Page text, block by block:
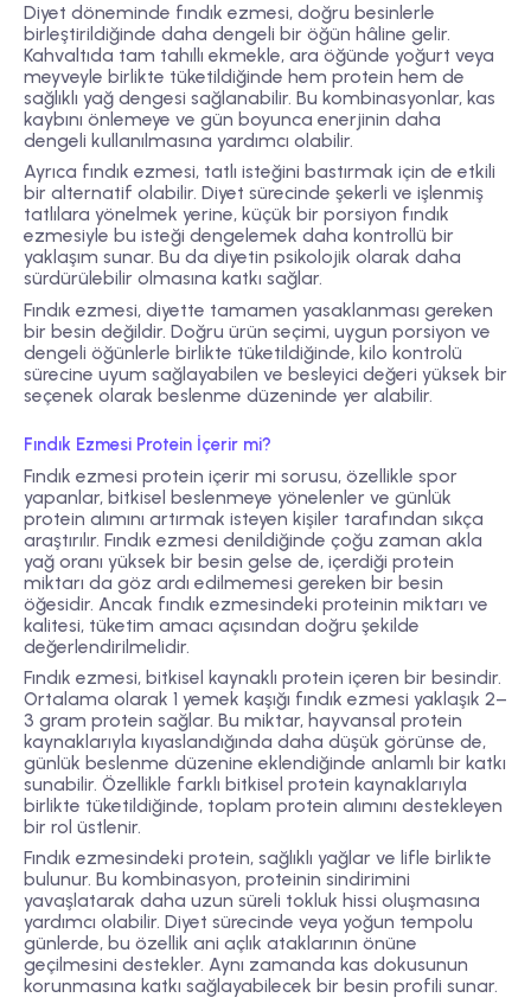
Diyet döneminde fındık ezmesi, doğru besinlerle
birleştirildiğinde daha dengeli bir öğün hâline gelir.
Kahvaltıda tam tahıllı ekmekle, ara öğünde yoğurt veya
meyveyle birlikte tüketildiğinde hem protein hem de
sağlıklı yağ dengesi sağlanabilir. Bu kombinasyonlar, kas
kaybını önlemeye ve gün boyunca enerjinin daha
dengeli kullanılmasına yardımcı olabilir.
Ayrıca fındık ezmesi, tatlı isteğini bastırmak için de etkili
bir alternatif olabilir. Diyet sürecinde şekerli ve işlenmiş
tatlılara yönelmek yerine, küçük bir porsiyon fındık
ezmesiyle bu isteği dengelemek daha kontrollü bir
yaklaşım sunar. Bu da diyetin psikolojik olarak daha
sürdürülebilir olmasına katkı sağlar.
Fındık ezmesi, diyette tamamen yasaklanması gereken
bir besin değildir. Doğru ürün seçimi, uygun porsiyon ve
dengeli öğünlerle birlikte tüketildiğinde, kilo kontrolü
sürecine uyum sağlayabilen ve besleyici değeri yüksek bir
seçenek olarak beslenme düzeninde yer alabilir.
Fındık Ezmesi Protein İçerir mi?
Fındık ezmesi protein içerir mi sorusu, özellikle spor
yapanlar, bitkisel beslenmeye yönelenler ve günlük
protein alımını artırmak isteyen kişiler tarafından sıkça
araştırılır. Fındık ezmesi denildiğinde çoğu zaman akla
yağ oranı yüksek bir besin gelse de, içerdiği protein
miktarı da göz ardı edilmemesi gereken bir besin
öğesidir. Ancak fındık ezmesindeki proteinin miktarı ve
kalitesi, tüketim amacı açısından doğru şekilde
değerlendirilmelidir.
Fındık ezmesi, bitkisel kaynaklı protein içeren bir besindir.
Ortalama olarak 1 yemek kaşığı fındık ezmesi yaklaşık 2–
3 gram protein sağlar. Bu miktar, hayvansal protein
kaynaklarıyla kıyaslandığında daha düşük görünse de,
günlük beslenme düzenine eklendiğinde anlamlı bir katkı
sunabilir. Özellikle farklı bitkisel protein kaynaklarıyla
birlikte tüketildiğinde, toplam protein alımını destekleyen
bir rol üstlenir.
Fındık ezmesindeki protein, sağlıklı yağlar ve lifle birlikte
bulunur. Bu kombinasyon, proteinin sindirimini
yavaşlatarak daha uzun süreli tokluk hissi oluşmasına
yardımcı olabilir. Diyet sürecinde veya yoğun tempolu
günlerde, bu özellik ani açlık ataklarının önüne
geçilmesini destekler. Aynı zamanda kas dokusunun
korunmasına katkı sağlayabilecek bir besin profili sunar.